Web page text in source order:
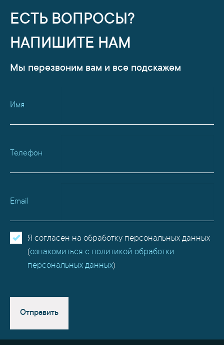
ЕСТЬ ВОПРОСЫ?
НАПИШИТЕ НАМ
Мы перезвоним вам и все подскажем
Имя
Телефон
Email
Я согласен на обработку персональных данных
(ознакомиться с политикой обработки
персональных данных)
Отправить